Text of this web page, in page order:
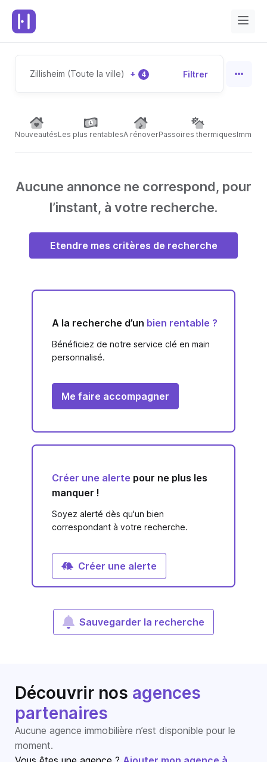
Zillisheim (Toute la ville) + 4 Filtrer
NouveautésLes plus rentablesA rénoverPassoires thermiques
Aucune annonce ne correspond, pour
l’instant, à votre recherche.
Etendre mes critères de recherche
A la recherche d’un bien rentable ?
Bénéficiez de notre service clé en main
personnalisé.
Me faire accompagner
Créer une alerte pour ne plus les
manquer !
Soyez alerté dès qu'un bien
correspondant à votre recherche.
Créer une alerte
Sauvegarder la recherche
Découvrir nos agences
partenaires
Aucune agence immobilière n’est disponible pour le
moment.